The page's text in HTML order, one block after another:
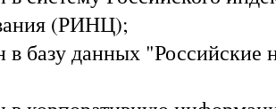
(РИНЦ);
в базу данных